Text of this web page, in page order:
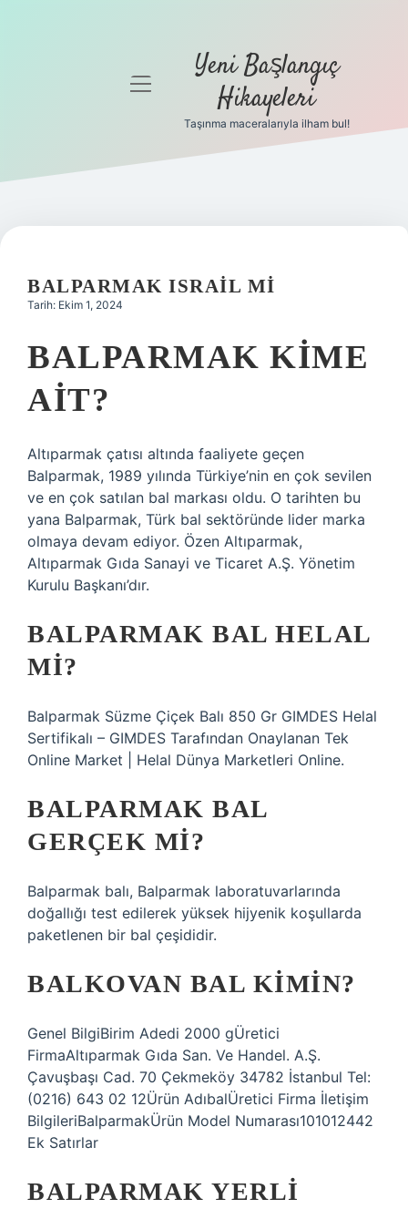
Gizlilik
Hakkımızda
menüyü
Yeni Başlangıç
Hikayeleri
Taşınma maceralarıyla ilham bul!
BALPARMAK ISRAIL MI
Tarih: Ekim 1, 2024
BALPARMAK KIME
AIT?
Altıparmak çatısı altında faaliyete geçen
Balparmak, 1989 yılında Türkiye’nin en çok sevilen
ve en çok satılan bal markası oldu. O tarihten bu
yana Balparmak, Türk bal sektöründe lider marka
olmaya devam ediyor. Özen Altıparmak,
Altıparmak Gıda Sanayi ve Ticaret A.Ş. Yönetim
Kurulu Başkanı’dır.
BALPARMAK BAL HELAL
MI?
Balparmak Süzme Çiçek Balı 850 Gr GIMDES Helal
Sertifikalı – GIMDES Tarafından Onaylanan Tek
Online Market | Helal Dünya Marketleri Online.
BALPARMAK BAL
GERÇEK MI?
Balparmak balı, Balparmak laboratuvarlarında
doğallığı test edilerek yüksek hijyenik koşullarda
paketlenen bir bal çeşididir.
BALKOVAN BAL KIMIN?
Genel BilgiBirim Adedi 2000 gÜretici
FirmaAltıparmak Gıda San. Ve Handel. A.Ş.
Çavuşbaşı Cad. 70 Çekmeköy 34782 İstanbul Tel:
(0216) 643 02 12Ürün AdıbalÜretici Firma İletişim
BilgileriBalparmakÜrün Model Numarası101012442
Ek Satırlar
BALPARMAK YERLI